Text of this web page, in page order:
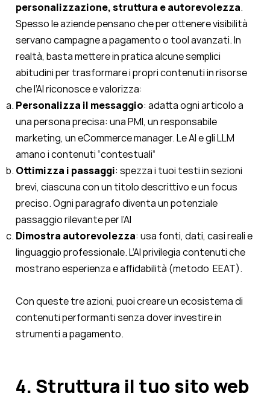
personalizzazione, struttura e autorevolezza.
Spesso le aziende pensano che per ottenere visibilità
servano campagne a pagamento o tool avanzati. In
realtà, basta mettere in pratica alcune semplici
abitudini per trasformare i propri contenuti in risorse
che l’AI riconosce e valorizza:
Personalizza il messaggio: adatta ogni articolo a
una persona precisa: una PMI, un responsabile
marketing, un eCommerce manager. Le AI e gli LLM
amano i contenuti “contestuali”
Ottimizza i passaggi: spezza i tuoi testi in sezioni
brevi, ciascuna con un titolo descrittivo e un focus
preciso. Ogni paragrafo diventa un potenziale
passaggio rilevante per l’AI
Dimostra autorevolezza: usa fonti, dati, casi reali e
linguaggio professionale. L’AI privilegia contenuti che
mostrano esperienza e affidabilità (metodo EEAT).
Con queste tre azioni, puoi creare un ecosistema di
contenuti performanti senza dover investire in
strumenti a pagamento.
4. Struttura il tuo sito web